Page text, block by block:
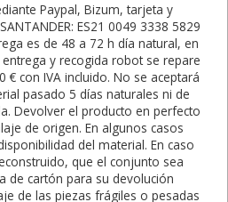
Paypal, Bizum, tarjeta y
ES21 0049 3338 5829
es de 48 a 72 h día natural, en
y recogida robot se repare
con IVA incluido. No se aceptará
pasado 5 días naturales ni de
Devolver el producto en perfecto
de origen. En algunos casos
del material. En caso
que el conjunto sea
de cartón para su devolución
de las piezas frágiles o pesadas